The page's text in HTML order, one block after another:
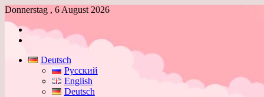
Donnerstag , 6 August 2026
Anmelden
Deutsch
Русский
English
Deutsch